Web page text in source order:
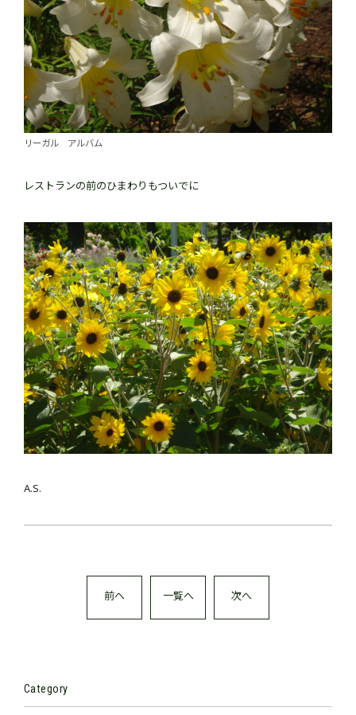
リーガル アルバム
レストランの前のひまわりもついでに
A.S.
前へ 一覧へ 次へ
Category